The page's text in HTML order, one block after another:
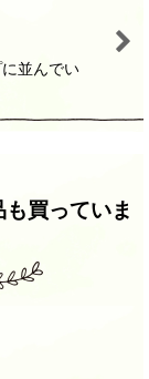
並んでい
買っていま